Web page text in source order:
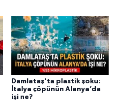
Damlataş'ta plastik şoku:
İtalya çöpünün Alanya’da
işi ne?